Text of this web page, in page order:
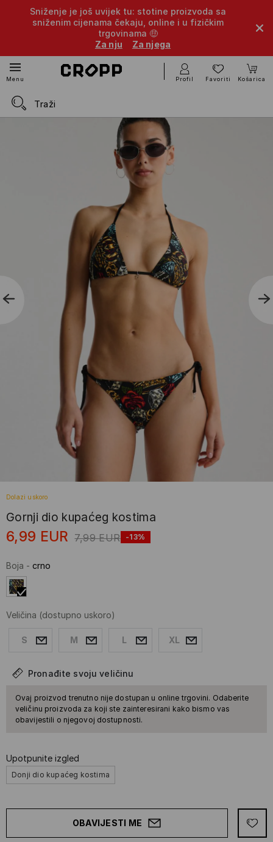
Sniženje je još uvijek tu: stotine proizvoda sa
sniženim cijenama čekaju, online i u fizičkim
trgovinama 🤑
Za nju
Za njega
Menu Profil Favoriti Košarica
Dolazi uskoro
Gornji dio kupaćeg kostima
6,99 EUR 7,99 EUR -13%
Boja - crno
Veličina (dostupno uskoro)
S M L XL
Pronađite svoju veličinu
Ovaj proizvod trenutno nije dostupan u online trgovini. Odaberite
veličinu proizvoda za koji ste zainteresirani kako bismo vas
obavijestili o njegovoj dostupnosti.
Upotpunite izgled
Donji dio kupaćeg kostima
OBAVIJESTI ME